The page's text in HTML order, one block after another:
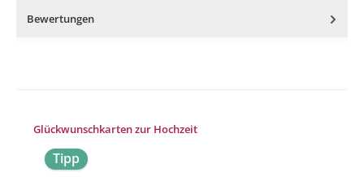
Bewertungen
Produktgalerie überspringen
Glückwunschkarten zur Hochzeit
Tipp